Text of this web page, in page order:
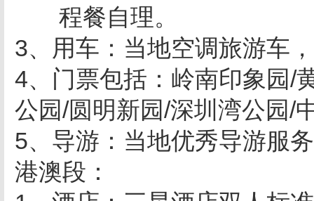
程餐自理。
3、用车：当地空调旅游车
4、门票包括： 岭南印象园/
公园/圆明新园/深圳湾公园/
5、导游：当地优秀导游服
港澳段：